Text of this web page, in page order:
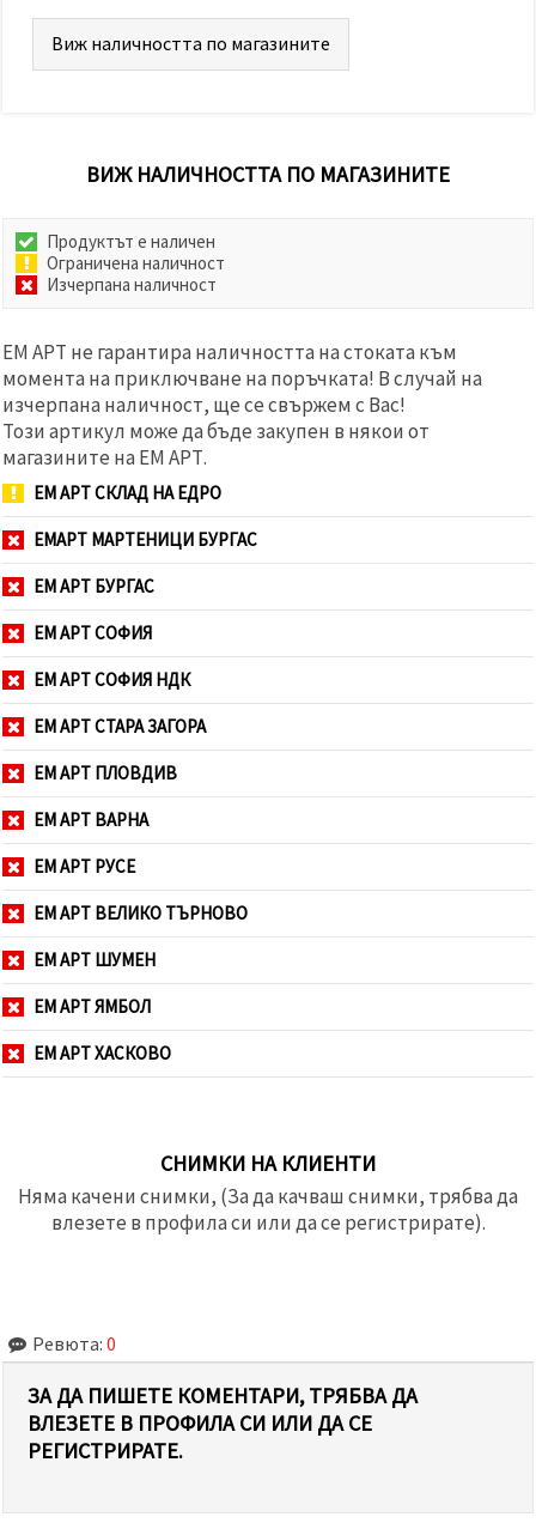
"Запази"
Приеми
Виж наличността по магазините
ВИЖ НАЛИЧНОСТТА ПО МАГАЗИНИТЕ
Продуктът е наличен
Ограничена наличност
Изчерпана наличност
ЕМ АРТ не гарантира наличността на стоката към
момента на приключване на поръчката! В случай на
изчерпана наличност, ще се свържем с Вас!
Този артикул може да бъде закупен в някои от
магазините на ЕМ АРТ.
ЕМ АРТ СКЛАД НА ЕДРО
ЕМАРТ МАРТЕНИЦИ БУРГАС
ЕМ АРТ БУРГАС
ЕМ АРТ СОФИЯ
ЕМ АРТ СОФИЯ НДК
ЕМ АРТ СТАРА ЗАГОРА
ЕМ АРТ ПЛОВДИВ
ЕМ АРТ ВАРНА
ЕМ АРТ РУСЕ
ЕМ АРТ ВЕЛИКО ТЪРНОВО
ЕМ АРТ ШУМЕН
ЕМ АРТ ЯМБОЛ
ЕМ АРТ ХАСКОВО
СНИМКИ НА КЛИЕНТИ
Няма качени снимки, (За да качваш снимки, трябва да
влезете в профила си или да се регистрирате).
Ревюта: 0
ЗА ДА ПИШЕТЕ КОМЕНТАРИ, ТРЯБВА ДА
ВЛЕЗЕТЕ В ПРОФИЛА СИ ИЛИ ДА СЕ
РЕГИСТРИРАТЕ.